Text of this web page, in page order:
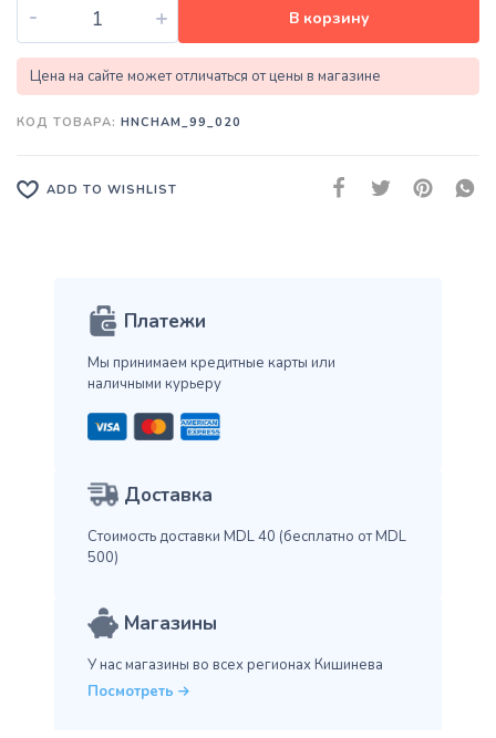
- + В корзину
Цена на сайте может отличаться от цены в магазине
КОД ТОВАРА: HNCHAM_99_020
ADD TO WISHLIST
Платежи
Мы принимаем кредитные карты или
наличными курьеру
Доставка
Стоимость доставки MDL 40 (бесплатно от MDL
500)
Магазины
У нас магазины во всех регионах Кишинева
Посмотреть